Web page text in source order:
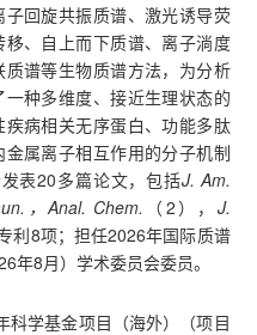
回旋共振质谱、激光诱导荧
、自上而下质谱、离子淌度
谱等生物质谱方法，为分析
种多维度、接近生理状态的
病相关无序蛋白、功能多肽
属离子相互作用的分子机制
表20多篇论文，包括J. Am.
，Anal. Chem. （2）， J.
利8项；担任2026年国际质谱
年8月）学术委员会委员。
科学基金项目（海外）（项目